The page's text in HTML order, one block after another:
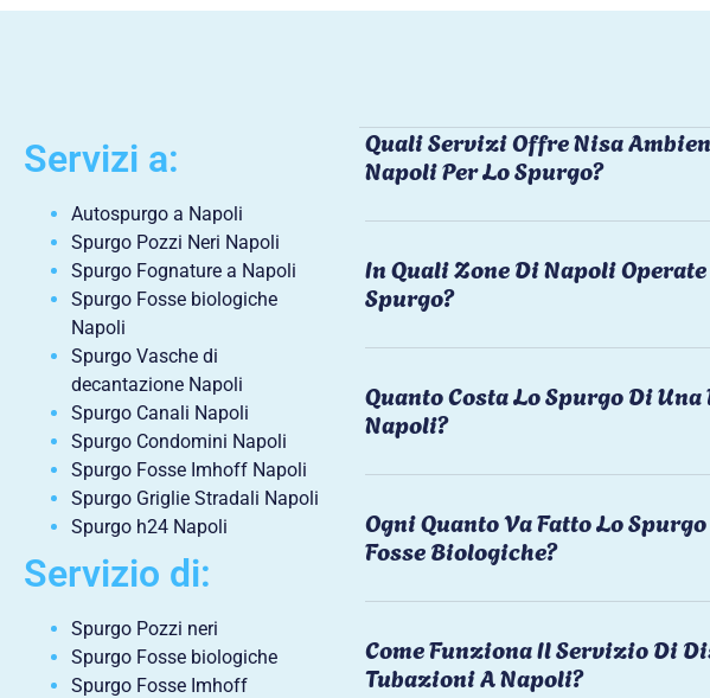
Servizi a:
Autospurgo a Napoli
Spurgo Pozzi Neri Napoli
Spurgo Fognature a Napoli
Spurgo Fosse biologiche
Napoli
Spurgo Vasche di
decantazione Napoli
Spurgo Canali Napoli
Spurgo Condomini Napoli
Spurgo Fosse Imhoff Napoli
Spurgo Griglie Stradali Napoli
Spurgo h24 Napoli
Servizio di:
Spurgo Pozzi neri
Spurgo Fosse biologiche
Spurgo Fosse Imhoff
Quali Servizi Offre Nisa
Napoli Per Lo Spurgo?
In Quali Zone Di Napoli
Spurgo?
Quanto Costa Lo Spurgo Di
Napoli?
Ogni Quanto Va Fatto Lo
Fosse Biologiche?
Come Funziona Il Servizio Di
Tubazioni A Napoli?